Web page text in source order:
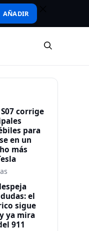
AÑADIR
corrige
para
en un
más
el
sigue
ya mira
911